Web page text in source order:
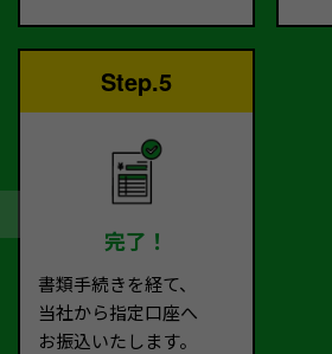
Step.5
完了！
書類手続きを経て、
当社から指定口座へ
お振込いたします。